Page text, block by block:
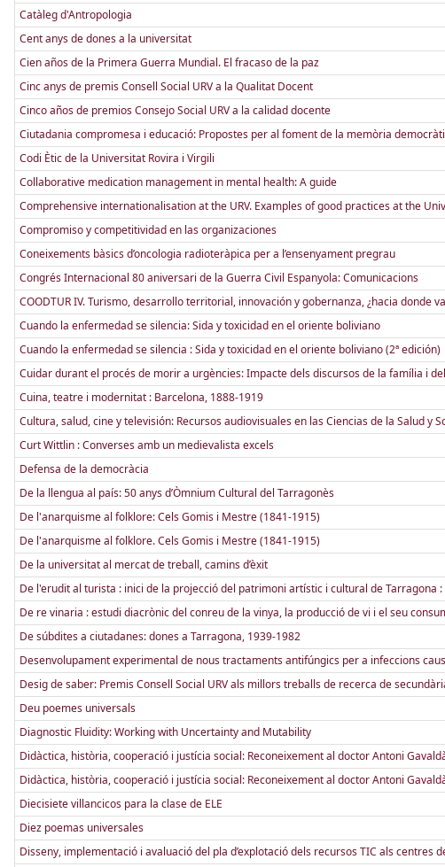
Catàleg d'Antropologia
Cent anys de dones a la universitat
Cien años de la Primera Guerra Mundial. El fracaso de la paz
Cinc anys de premis Consell Social URV a la Qualitat Docent
Cinco años de premios Consejo Social URV a la calidad docente
Ciutadania compromesa i educació: Propostes per al foment de la memòria
Codi Ètic de la Universitat Rovira i Virgili
Collaborative medication management in mental health: A guide
Comprehensive internationalisation at the URV. Examples of good practices at the
Compromiso y competitividad en las organizaciones
Coneixements bàsics d’oncologia radioteràpica per a l’ensenyament pregrau
Congrés Internacional 80 aniversari de la Guerra Civil Espanyola: Comunicacions
COODTUR IV. Turismo, desarrollo territorial, innovación y gobernanza, ¿hacia donde
Cuando la enfermedad se silencia: Sida y toxicidad en el oriente boliviano
Cuando la enfermedad se silencia : Sida y toxicidad en el oriente boliviano (2ª edición)
Cuidar durant el procés de morir a urgències: Impacte dels discursos de la família i
Cuina, teatre i modernitat : Barcelona, 1888-1919
Cultura, salud, cine y televisión: Recursos audiovisuales en las Ciencias de la Salud y
Curt Wittlin : Converses amb un medievalista excels
Defensa de la democràcia
De la llengua al país: 50 anys d’Òmnium Cultural del Tarragonès
De l'anarquisme al folklore: Cels Gomis i Mestre (1841-1915)
De l'anarquisme al folklore. Cels Gomis i Mestre (1841-1915)
De la universitat al mercat de treball, camins d’èxit
De l'erudit al turista : inici de la projecció del patrimoni artístic i cultural de Tarragona
De re vinaria : estudi diacrònic del conreu de la vinya, la producció de vi i el seu
De súbdites a ciutadanes: dones a Tarragona, 1939-1982
Desenvolupament experimental de nous tractaments antifúngics per a infeccions
Desig de saber: Premis Consell Social URV als millors treballs de recerca de
Deu poemes universals
Diagnostic Fluidity: Working with Uncertainty and Mutability
Didàctica, història, cooperació i justícia social: Reconeixement al doctor Antoni
Didàctica, història, cooperació i justícia social: Reconeixement al doctor Antoni
Diecisiete villancicos para la clase de ELE
Diez poemas universales
Disseny, implementació i avaluació del pla d’explotació dels recursos TIC als centres